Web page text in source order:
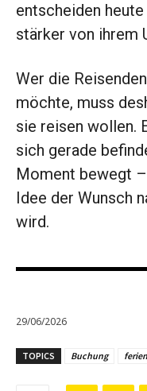
entscheiden
stärker von ihrem
Wer die
möchte, muss
sie reisen wollen.
sich gerade
Moment bewegt
Idee der Wunsch
wird.
29/06/2026
TOPICS Buchung ferien